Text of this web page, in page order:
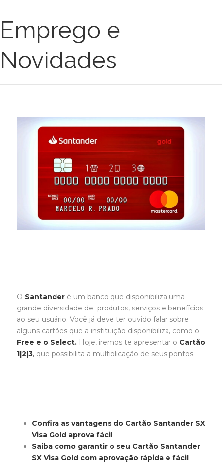
Emprego e
Novidades
O Santander é um banco que disponibiliza uma
grande diversidade de produtos, serviços e benefícios
ao seu usuário. Você já deve ter ouvido falar sobre
alguns cartões que a instituição disponibiliza, como o
Free e o Select. Hoje, iremos te apresentar o Cartão
1|2|3, que possibilita a multiplicação de seus pontos.
Confira as vantagens do Cartão Santander SX
Visa Gold aprova fácil
Saiba como garantir o seu Cartão Santander
SX Visa Gold com aprovação rápida e fácil